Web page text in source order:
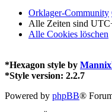
Orklager-Community
Alle Zeiten sind
Alle Cookies löschen
*Hexagon style by
*Style version: 2.2.7
Powered by phpBB®